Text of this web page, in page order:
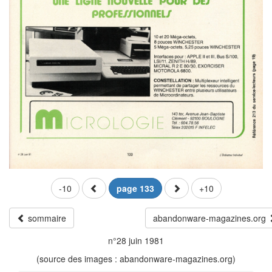
-10 page 133 +10
sommaire
abandonware-magazines.org
n°28 juin 1981
(source des images : abandonware-magazines.org)